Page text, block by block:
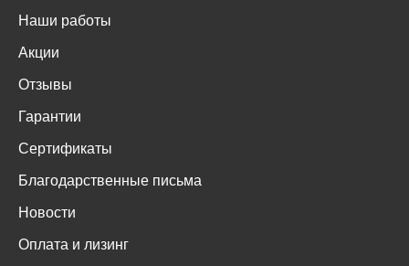
Наши работы
Акции
Отзывы
Гарантии
Сертификаты
Благодарственные письма
Новости
Оплата и лизинг